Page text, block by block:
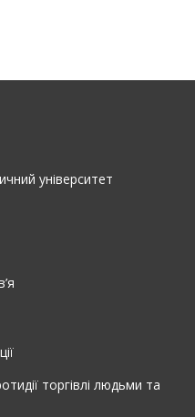
університет
торгівлі людьми та